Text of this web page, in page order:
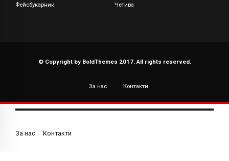
Фейсбукарник Четива
© Copyright by BoldThemes 2017. All rights reserved.
За нас Контакти
За нас Контакти